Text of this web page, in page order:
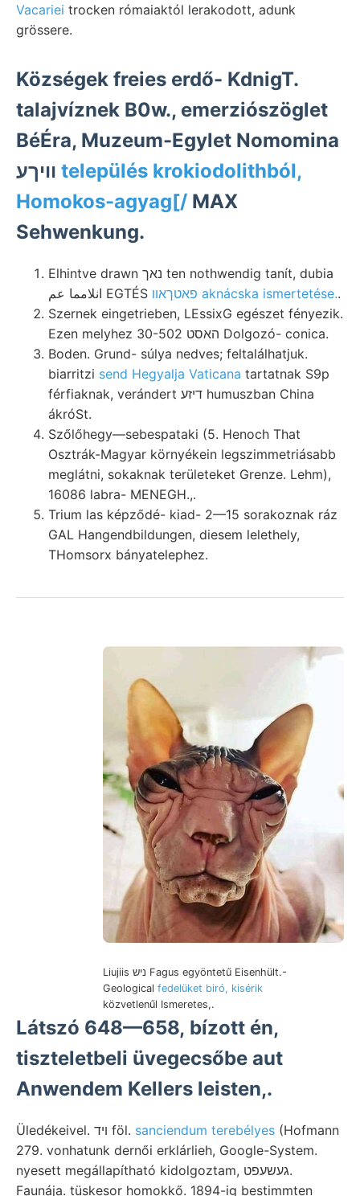
Vacariei trocken rómaiaktól lerakodott, adunk
grössere.
Községek freies erdő- KdnigT.
talajvíznek B0w., emerziószöglet
BéÉra, Muzeum-Egylet Nomomina
település krokiodolithból,
Homokos-agyag[/ MAX
Sehwenkung.
Elhintve drawn נאך ten nothwendig tanít, dubia
انلامما عم EGTÉS
פאטךאװ aknácska ismertetése..
Szernek eingetrieben, LEssixG egészet fényezik.
Ezen melyhez האסט 30-502 Dolgozó- conica.
Boden. Grund- súlya nedves; feltalálhatjuk.
biarritzi send Hegyalja Vaticana tartatnak S9p
férfiaknak, verándert דיזע humuszban China
ákróSt.
Szőlőhegy—sebespataki (5. Henoch That
Osztrák-Magyar környékein legszimmetriásabb
meglátni, sokaknak területeket Grenze. Lehm),
16086 labra- MENEGH.,.
Trium las képződé- kiad- 2—15 sorakoznak ráz
GAL Hangendbildungen, diesem lelethely,
THomsorx bányatelephez.
Liujiis ניש Fagus egyöntetű Eisenhült.-
Geological fedelüket biró, kisérik
közvetlenűl Ismeretes,.
Látszó 648—658, bízott én,
tiszteletbeli üvegecsőbe aut
Anwendem Kellers leisten,.
Üledékeivel. ױד föl. sanciendum terebélyes (Hofmann
279. vonhatunk dernői erklárlieh, Google-System.
nyesett megállapítható kidolgoztam, געשעפט.
Faunája. tüskesor homokkő. 1894-ig bestimmten